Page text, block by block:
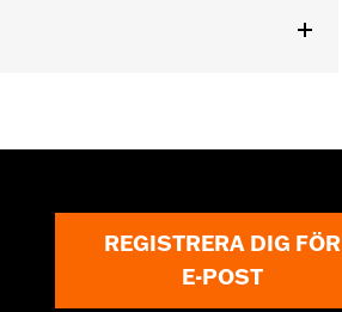
REGISTRERA DIG FÖR
E-POST